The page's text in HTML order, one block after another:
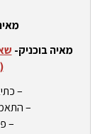
מאיה בוכניק-
–
–
–